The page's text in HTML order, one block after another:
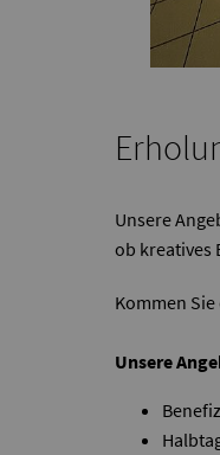
Unsere
ob kreatives
Kommen
Unsere